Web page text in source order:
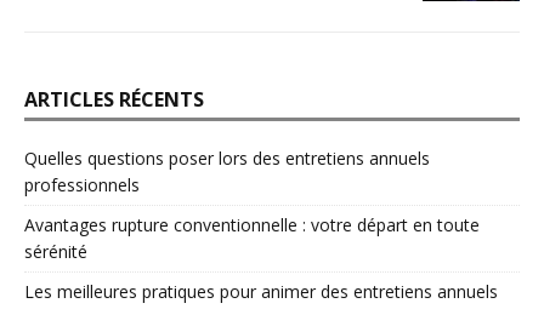
ARTICLES RÉCENTS
Quelles questions poser lors des entretiens annuels
professionnels
Avantages rupture conventionnelle : votre départ en toute
sérénité
Les meilleures pratiques pour animer des entretiens annuels